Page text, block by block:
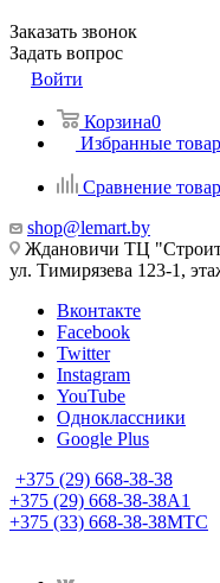
Заказать звонок
Задать вопрос
Войти
Корзина0
Избранные
Сравнение
shop@lemart.by
Ждановичи ТЦ
ул. Тимирязева 123-1,
Вконтакте
Facebook
Twitter
Instagram
YouTube
Одноклассники
Google Plus
+375 (29) 668-38-38
+375 (29) 668-38-38A1
+375 (33) 668-38-38МТС